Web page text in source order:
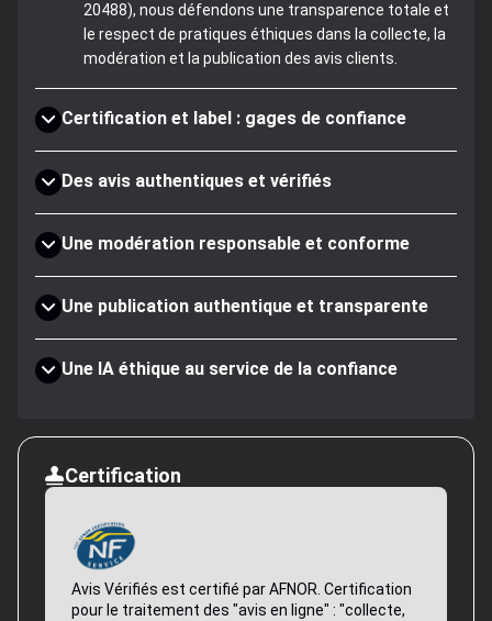
20488), nous défendons une transparence totale et
le respect de pratiques éthiques dans la collecte, la
modération et la publication des avis clients.
Certification et label : gages de confiance
Des avis authentiques et vérifiés
Une modération responsable et conforme
Une publication authentique et transparente
Une IA éthique au service de la confiance
Certification
Avis Vérifiés est certifié par AFNOR. Certification
pour le traitement des "avis en ligne" : "collecte,